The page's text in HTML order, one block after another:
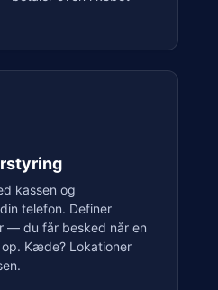
kassen og
telefon. Definer
— du får besked når en
Kæde? Lokationer